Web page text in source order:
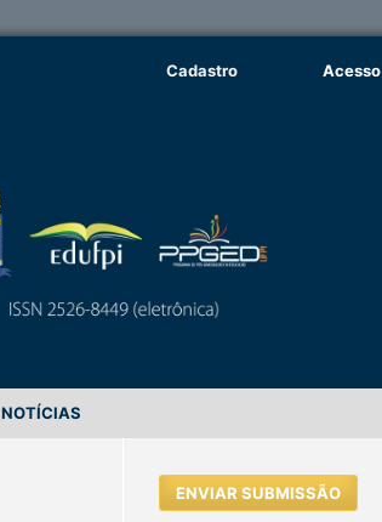
NOTÍCIAS
Cadastro Acesso
ENVIAR SUBMISSÃO